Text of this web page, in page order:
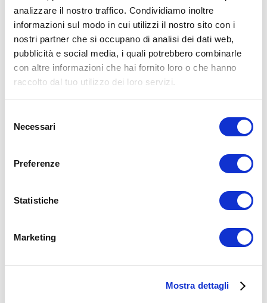
analizzare il nostro traffico. Condividiamo inoltre
informazioni sul modo in cui utilizzi il nostro sito con i
nostri partner che si occupano di analisi dei dati web,
pubblicità e social media, i quali potrebbero combinarle
con altre informazioni che hai fornito loro o che hanno
raccolto dal tuo utilizzo dei loro servizi.
delNecessari
Preferenze
Statistiche
Marketing
Mostra dettagli
regime alimentare.
Condividi:
X
Facebook
carboidratidigiunodigiuno intermittente
ADD COMMENT
Email*